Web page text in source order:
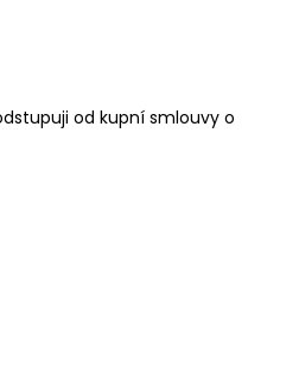
od kupní smlouvy o